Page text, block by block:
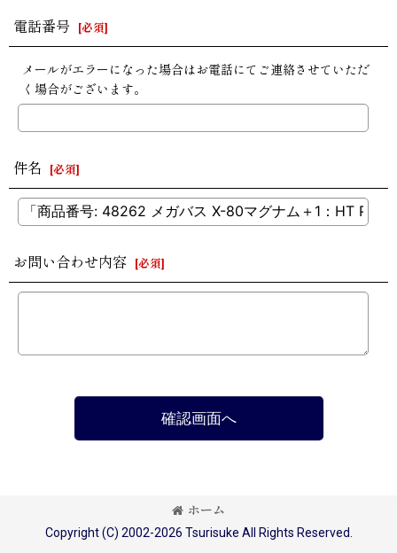
電話番号 [必須]
メールがエラーになった場合はお電話にてご連絡させていただ
く場合がございます。
件名 [必須]
お問い合わせ内容 [必須]
確認画面へ
ホーム
Copyright (C) 2002-2026 Tsurisuke All Rights Reserved.